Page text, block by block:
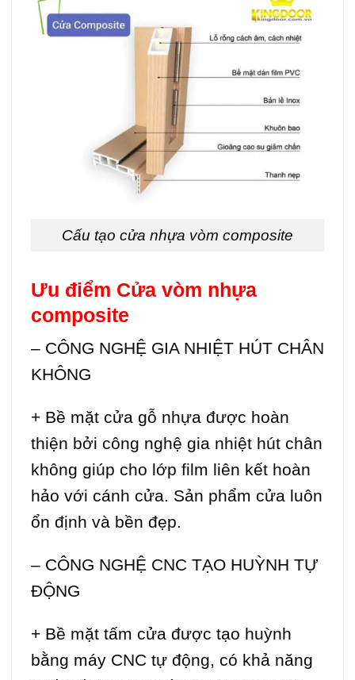
Cấu tạo cửa nhựa vòm composite
Ưu điểm Cửa vòm nhựa
composite
– CÔNG NGHỆ GIA NHIỆT HÚT CHÂN
KHÔNG
+ Bề mặt cửa gỗ nhựa được hoàn
thiện bởi công nghệ gia nhiệt hút chân
không giúp cho lớp film liên kết hoàn
hảo với cánh cửa. Sản phẩm cửa luôn
ổn định và bền đẹp.
– CÔNG NGHỆ CNC TẠO HUỲNH TỰ
ĐỘNG
+ Bề mặt tấm cửa được tạo huỳnh
bằng máy CNC tự động, có khả năng